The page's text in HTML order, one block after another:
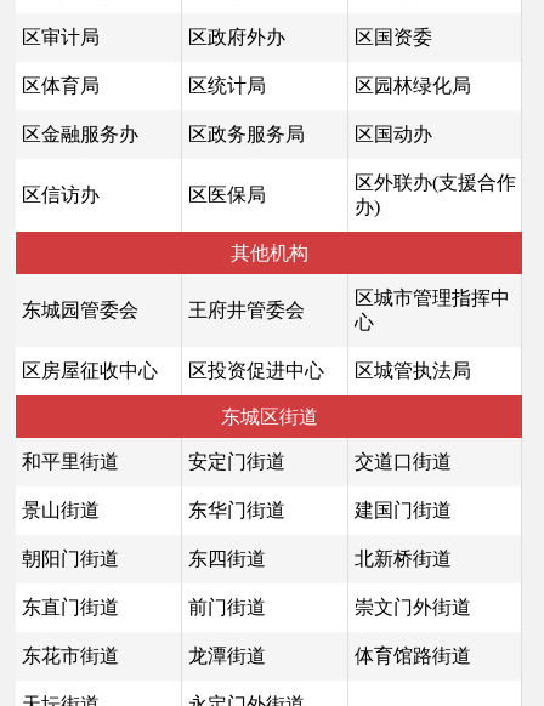
区审计局 区政府外办 区国资委
区体育局 区统计局 区园林绿化局
区金融服务办 区政务服务局 区国动办
区信访办 区医保局
区外联办(支援合作
办)
其他机构
东城园管委会 王府井管委会
区城市管理指挥中
心
区房屋征收中心 区投资促进中心 区城管执法局
东城区街道
和平里街道 安定门街道 交道口街道
景山街道 东华门街道 建国门街道
朝阳门街道 东四街道 北新桥街道
东直门街道 前门街道 崇文门外街道
东花市街道 龙潭街道 体育馆路街道